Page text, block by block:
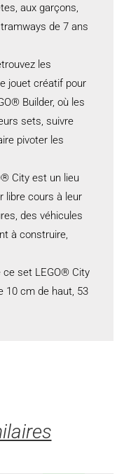
aux garçons,
de 7 ans
les
jouet créatif pour
Builder, où les
sets, suivre
pivoter les
City est un lieu
libre cours à leur
des véhicules
à construire,
set LEGO® City
10 cm de haut, 53